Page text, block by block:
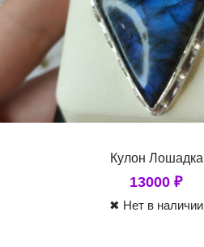
Кулон Лошадка
13000 ₽
✖ Нет в наличии